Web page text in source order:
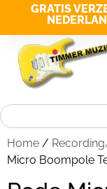
GRATIS
Home /
Micro Boompole